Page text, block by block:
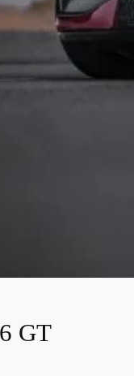
GT